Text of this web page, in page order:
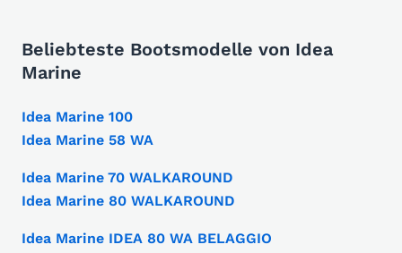
Beliebteste Bootsmodelle von Idea
Marine
Idea Marine 100
Idea Marine 58 WA
Idea Marine 70 WALKAROUND
Idea Marine 80 WALKAROUND
Idea Marine IDEA 80 WA BELAGGIO